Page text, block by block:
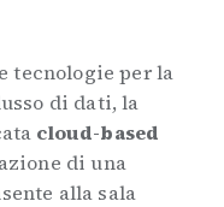
tecnologie per la
di dati, la
cloud-based
di una
alla sala